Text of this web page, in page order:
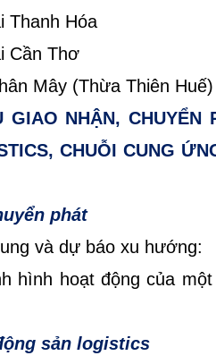
Thanh Hóa
Cần Thơ
Mây (Thừa Thiên Huế)
GIAO NHẬN, CHUYỂN
CHUỖI CUNG
phát
và dự báo xu hướng:
hình hoạt động của
sản logistics